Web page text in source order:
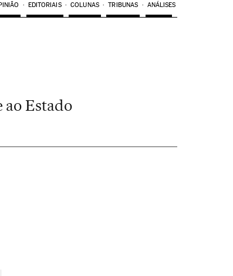
EDITORIAIS COLUNAS TRIBUNAS ANÁLISES
Estado